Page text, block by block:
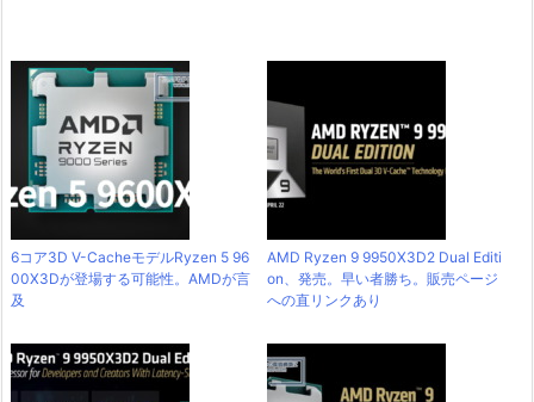
6コア3D V-CacheモデルRyzen 5 96
00X3Dが登場する可能性。AMDが言
及
AMD Ryzen 9 9950X3D2 Dual Editi
on、発売。早い者勝ち。販売ページ
への直リンクあり